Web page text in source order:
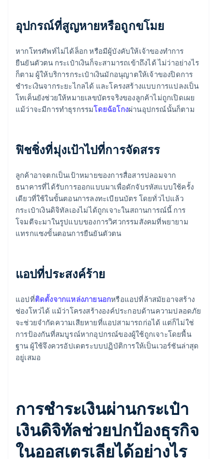
อุปกรณ์ที่สูญหายหรือถูกขโมย
หากโทรศัพท์ไม่ได้ล็อก หรือมีผู้บังคับให้เจ้าของทำการ
ยืนยันตัวตน กระเป๋าเงินก็จะสามารถเข้าถึงได้ ไม่ว่าอย่างไร
ก็ตาม ผู้ให้บริการกระเป๋าเงินมักอนุญาตให้เจ้าของปิดการ
ชำระเงินจากระยะไกลได้ และโครงสร้างแบบการแปลงเป็น
โทเค็นยังช่วยให้หมายเลขบัตรจริงของลูกค้าไม่ถูกเปิดเผย
แม้ว่าจะมีการทำธุรกรรมโดยฉ้อโกงผ่านอุปกรณ์นั้นก็ตาม
ฟิชชิ่งที่มุ่งเป้าไปที่การจัดสรร
ลูกค้าอาจตกเป็นเป้าหมายของการสื่อสารปลอมจาก
ธนาคารที่ได้รับการออกแบบมาเพื่อดักจับรหัสแบบใช้ครั้ง
เดียวที่ใช้ในขั้นตอนการลงทะเบียนบัตร โดยทั่วไปแล้ว
กระเป๋าเงินดิจิทัลเองไม่ได้ถูกเจาะในสถานการณ์นี้ การ
โจมตีจะมาในรูปแบบของการวิศวกรรมสังคมที่พยายาม
แทรกแซงขั้นตอนการยืนยันตัวตน
แอปที่ประสงค์ร้าย
แอปที่ติดตั้งจากแหล่งภายนอกหรือแอปที่ล้าสมัยอาจสร้าง
ช่องโหว่ได้ แม้ว่าโครงสร้างองค์ประกอบด้านความปลอดภัย
จะช่วยจำกัดความเสียหายที่แอปสามารถก่อได้ แต่ก็ไม่ใช่
การป้องกันที่สมบูรณ์หากอุปกรณ์ของผู้ใช้ถูกเจาะโดยพื้น
ฐาน ผู้ใช้จึงควรอัปเดตระบบปฏิบัติการให้เป็นเวอร์ชันล่าสุด
อยู่เสมอ
การชำระเงินผ่านกระเป๋า
เงินดิจิทัลช่วยปกป้องธุรกิจ
ในออสเตรเลียได้อย่างไร